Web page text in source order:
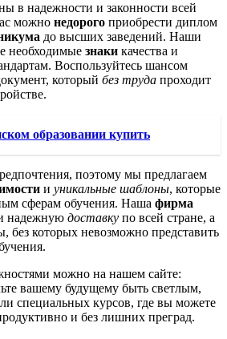
в надежности и законности всей
можно недорого приобрести диплом
до высших заведений. Наши
необходимые знаки качества и
Воспользуйтесь шансом
который без труда проходит
образовании купить
поэтому мы предлагаем
и уникальные шаблоны, которые
сферам обучения. Наша фирма
надежную доставку по всей стране, а
без которых невозможно представить
можно на нашем сайте:
вашему будущему быть светлым,
специальных курсов, где вы можете
и без лишних преград.